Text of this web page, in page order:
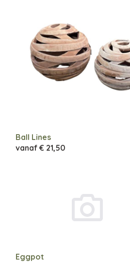
Ball Lines
vanaf € 21,50
Eggpot